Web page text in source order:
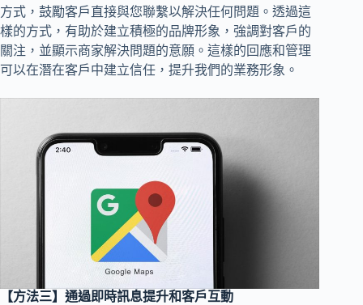
方式，鼓勵客戶直接與您聯繫以解決任何問題。透過這
樣的方式，有助於建立積極的品牌形象，強調對客戶的
關注，並顯示商家解決問題的意願。這樣的回應和管理
可以在潛在客戶中建立信任，提升我們的業務形象。
【方法三】通過即時訊息提升和客戶互動